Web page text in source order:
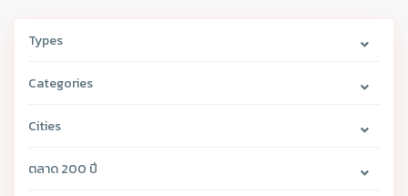
Types
Categories
Cities
ตลาด 200 ปี